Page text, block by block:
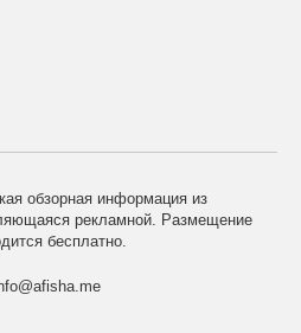
обзорная информация из
рекламной. Размещение
бесплатно.